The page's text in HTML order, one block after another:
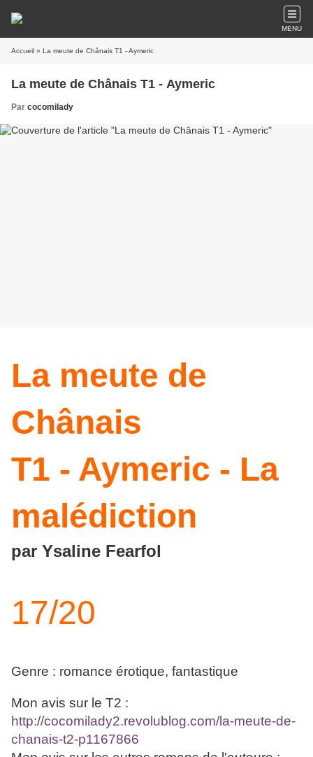
MENU
Accueil » La meute de Chânais T1 - Aymeric
La meute de Chânais T1 - Aymeric
Par cocomilady
La meute de
Chânais
T1 - Aymeric - La
malédiction
par Ysaline Fearfol
17/20
Genre : romance érotique, fantastique
Mon avis sur le T2 :
http://cocomilady2.revolublog.com/la-meute-de-
chanais-t2-p1167866